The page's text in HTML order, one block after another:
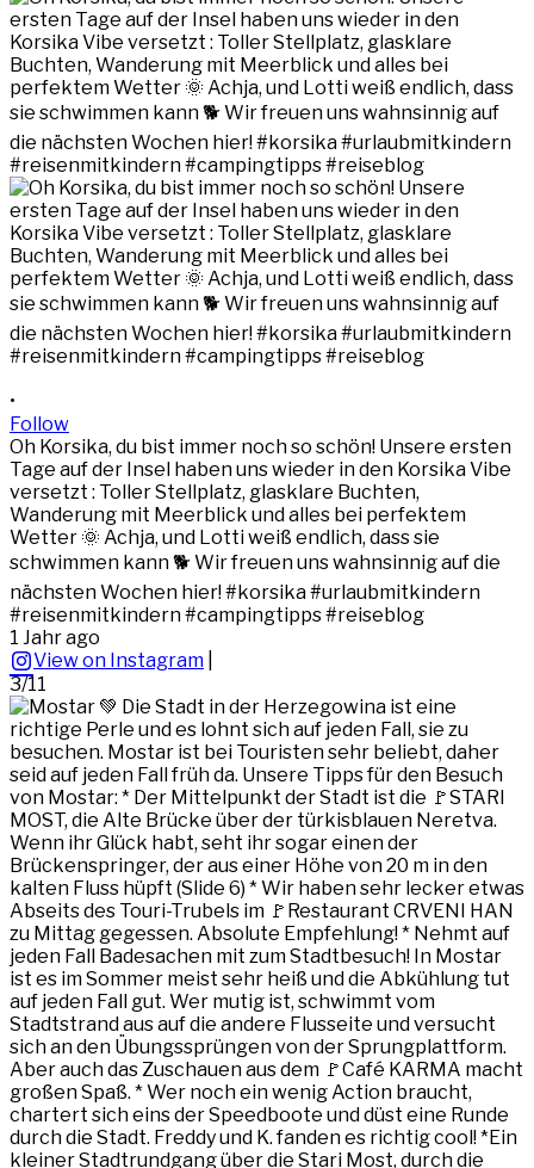
•
Follow
Oh Korsika, du bist immer noch so schön! Unsere ersten
Tage auf der Insel haben uns wieder in den Korsika Vibe
versetzt : Toller Stellplatz, glasklare Buchten,
Wanderung mit Meerblick und alles bei perfektem
Wetter 🌞 Achja, und Lotti weiß endlich, dass sie
schwimmen kann 🐕 Wir freuen uns wahnsinnig auf die
nächsten Wochen hier! #korsika #urlaubmitkindern
#reisenmitkindern #campingtipps #reiseblog
1 Jahr ago
View on Instagram
3/11